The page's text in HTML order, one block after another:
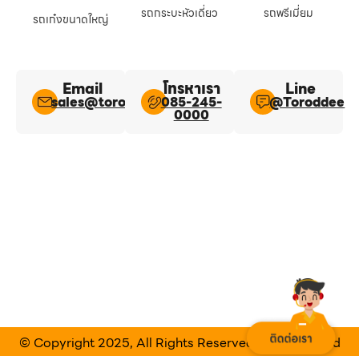
รถเก๋งขนาดใหญ่
รถกระบะหัวเดี่ยว
รถพรีเมี่ยม
Email
sales@toroddee.com
โทรหาเรา
085-245-
0000
Line​
@Toroddee​
© Copyright 2025, All Rights Reserved Designed and